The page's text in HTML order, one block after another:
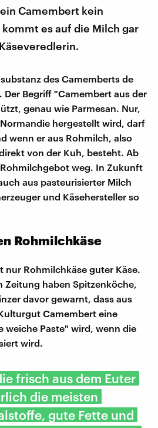
Camembert kein
es auf die Milch gar
des Camemberts de
Der Begriff "Camembert aus der
genau wie Parmesan. Nur,
hergestellt wird, darf
wenn er aus Rohmilch, also
von der Kuh, besteht. Ab
weg. In Zukunft
aus pasteurisierter Milch
und Käsehersteller so
Rohmilchkäse
nur Rohmilchkäse guter Käse.
Zeitung haben Spitzenköche,
davor gewarnt, dass aus
Camembert eine
weiche Paste" wird, wenn die
wird.
frisch aus dem Euter
die meisten
gute Fette und